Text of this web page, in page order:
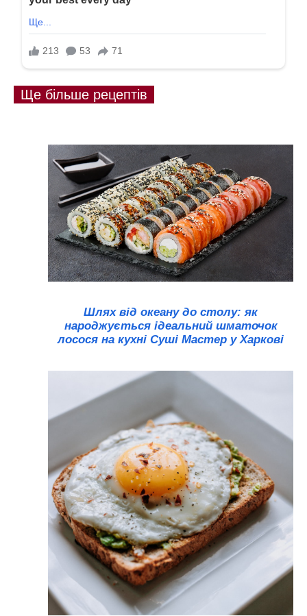
Ще більше рецептів
Шлях від океану до столу: як
народжується ідеальний шматочок
лосося на кухні Суші Мастер у Харкові